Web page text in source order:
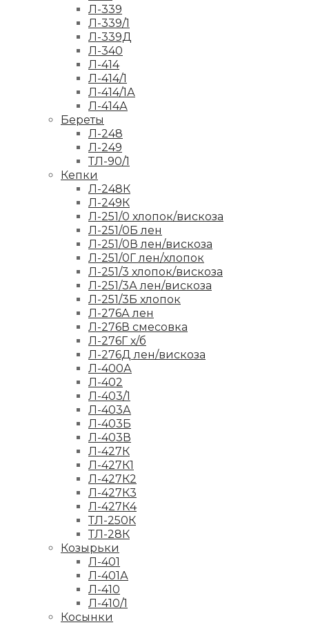
Л-339
Л-339/1
Л-339Д
Л-340
Л-414
Л-414/1
Л-414/1А
Л-414А
Береты
Л-248
Л-249
ТЛ-90/1
Кепки
Л-248К
Л-249К
Л-251/0 хлопок/вискоза
Л-251/0Б лен
Л-251/0В лен/вискоза
Л-251/0Г лен/хлопок
Л-251/3 хлопок/вискоза
Л-251/3А лен/вискоза
Л-251/3Б хлопок
Л-276А лен
Л-276В смесовка
Л-276Г х/б
Л-276Д лен/вискоза
Л-400А
Л-402
Л-403/1
Л-403А
Л-403Б
Л-403В
Л-427К
Л-427К1
Л-427К2
Л-427К3
Л-427К4
ТЛ-250К
ТЛ-28К
Козырьки
Л-401
Л-401А
Л-410
Л-410/1
Косынки